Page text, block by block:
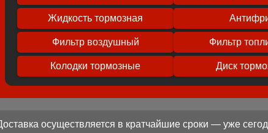
Жидкость тормозная
Фильтр воздушный Фильтр
Колодки тормозные Диск
осуществляется в кратчайшие сроки — уже